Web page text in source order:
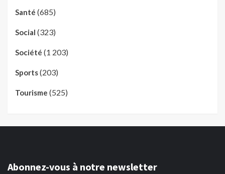
Santé (685)
Social (323)
Société (1 203)
Sports(203)
Tourisme (525)
Abonnez-vous à notre newsletter